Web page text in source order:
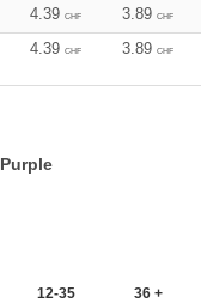
4.39 CHF 3.89 CHF
4.39 CHF 3.89 CHF
Purple
12-35 36 +